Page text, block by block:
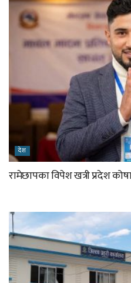
देश
रामेछापका विपेश खत्री प्रदेश